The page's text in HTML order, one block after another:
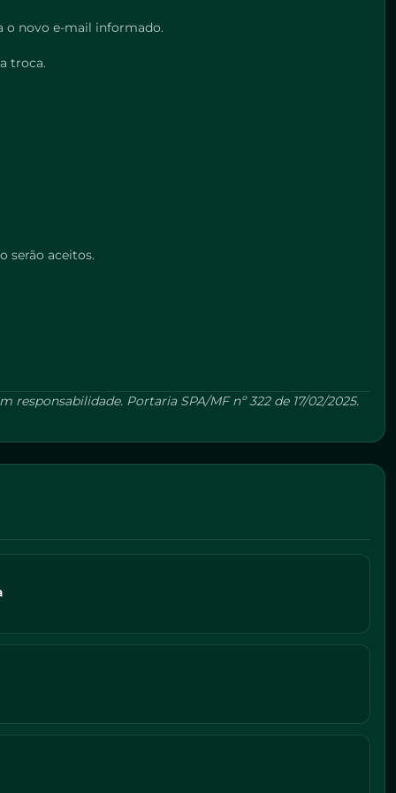
o novo e-mail informado.
troca.
serão aceitos.
Portaria SPA/MF nº 322 de 17/02/2025.